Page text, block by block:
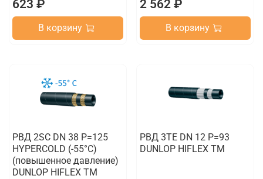
623 ₽
В корзину
2 562 ₽
В корзину
РВД 2SC DN 38 P=125
HYPERCOLD (-55°C)
(повышенное давление)
DUNLOP HIFLEX TM
РВД 3TE DN 12 P=93
DUNLOP HIFLEX TM